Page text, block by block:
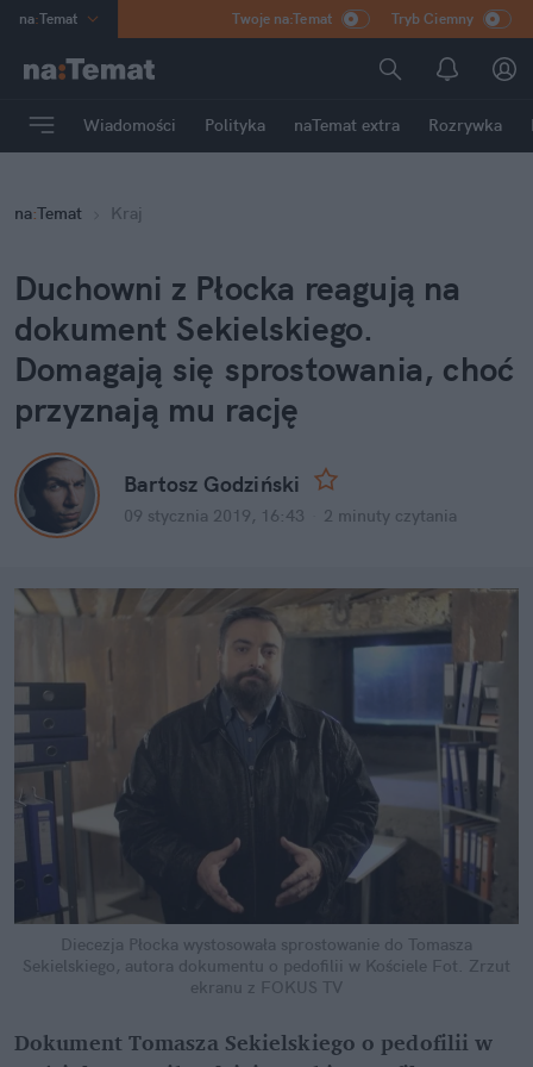
na:Temat
Poland
mama
Rozrywka
Twoje na:Temat Tryb Ciemny
Wiadomości Polityka naTemat extra Rozrywka
na:Temat Kraj
Duchowni z Płocka reagują na
dokument Sekielskiego.
Domagają się sprostowania, choć
przyznają mu rację
Bartosz Godziński
09 stycznia 2019, 16:43 2 minuty czytania
Diecezja Płocka wystosowała sprostowanie do Tomasza
Sekielskiego, autora dokumentu o pedofilii w Kościele Fot. Zrzut
ekranu z FOKUS TV
Dokument Tomasza Sekielskiego o pedofilii w